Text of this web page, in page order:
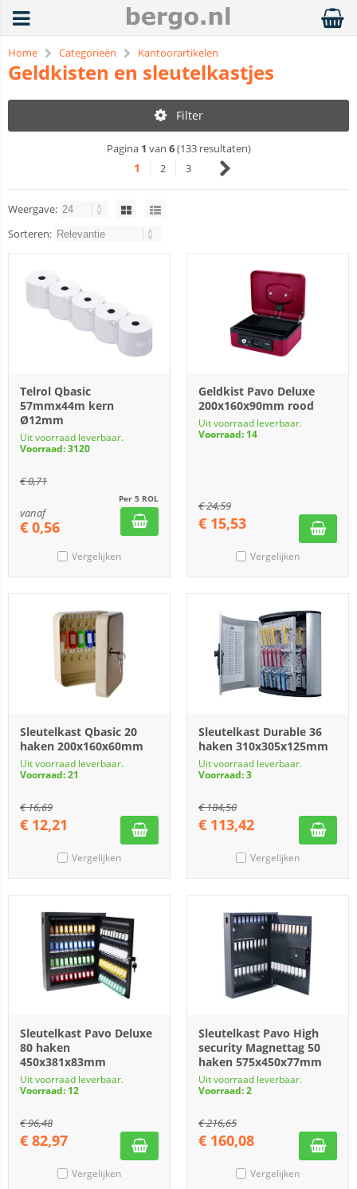
Home Categorieën Kantoorartikelen
Geldkisten en sleutelkastjes
Filter
Pagina 1 van 6(133 resultaten)
1 2 3
Weergave:
Sorteren:
Telrol Qbasic
57mmx44m kern
Ø12mm
Uit voorraad leverbaar.
Voorraad: 3120
€0,71
Per 5 ROL
vanaf
€ 0,56
Vergelijken
Geldkist Pavo Deluxe
200x160x90mm rood
Uit voorraad leverbaar.
Voorraad: 14
€24,59
€ 15,53
Vergelijken
Sleutelkast Qbasic 20
haken 200x160x60mm
Uit voorraad leverbaar.
Voorraad: 21
€16,69
€ 12,21
Vergelijken
Sleutelkast Durable 36
haken 310x305x125mm
Uit voorraad leverbaar.
Voorraad: 3
€184,50
€ 113,42
Vergelijken
Sleutelkast Pavo Deluxe
80 haken
450x381x83mm
Uit voorraad leverbaar.
Voorraad: 12
€96,48
€ 82,97
Vergelijken
Sleutelkast Pavo High
security Magnettag 50
haken 575x450x77mm
Uit voorraad leverbaar.
Voorraad: 2
€216,65
€ 160,08
Vergelijken